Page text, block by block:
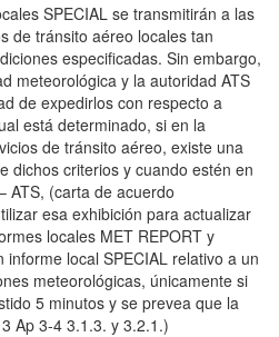
SPECIAL se transmitirán a las
de tránsito aéreo locales tan
especificadas. Sin embargo,
meteorológica y la autoridad ATS
de expedirlos con respecto a
está determinado, si en la
de tránsito aéreo, existe una
dichos criterios y cuando estén en
ATS, (carta de acuerdo
esa exhibición para actualizar
locales MET REPORT y
informe local SPECIAL relativo a un
meteorológicas, únicamente si
5 minutos y se prevea que la
Ap 3-4 3.1.3. y 3.2.1.)